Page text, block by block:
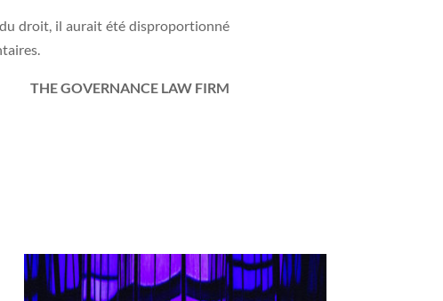
droit, il aurait été disproportionné
THE GOVERNANCE LAW FIRM